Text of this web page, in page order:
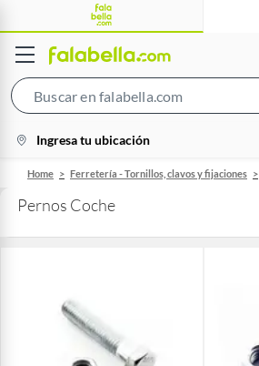
Bar
location-
icon
Ingresa tu ubicación
Home Ferretería - Tornillos, clavos y fijaciones
Pernos Coche